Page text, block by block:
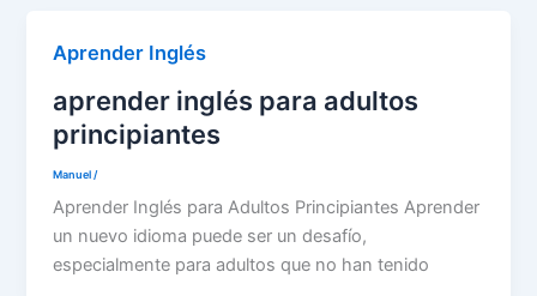
Aprender Inglés
aprender inglés para adultos
principiantes
Manuel/
Aprender Inglés para Adultos Principiantes Aprender
un nuevo idioma puede ser un desafío,
especialmente para adultos que no han tenido